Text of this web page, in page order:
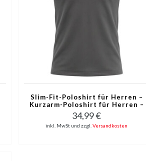
Slim-Fit-Poloshirt für Herren –
Kurzarm-Poloshirt für Herren –
A150-8 – Grau
34,99 €
inkl. MwSt und zzgl.Versandkosten